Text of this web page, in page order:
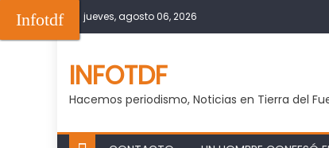
to
jueves, agosto 06, 2026
INFOTDF
Hacemos periodismo, Noticias en Tierra del
Infotdf